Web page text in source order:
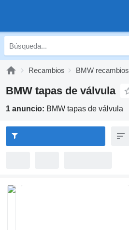
Recambios BMW recambios
BMW tapas de válvula
1 anuncio: BMW tapas de válvula